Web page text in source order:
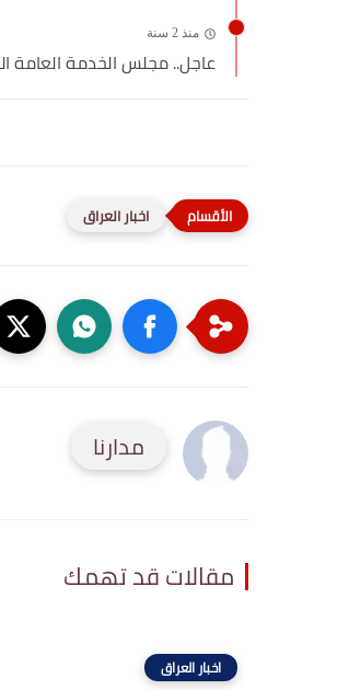
منذ 2 سنة
عاجل.. مجلس الخدمة العامة
اخبار العراق
مدارنا
مقالات قد تهمك
اخبار العراق